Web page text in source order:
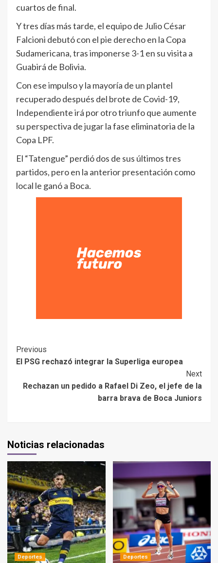
cuartos de final.
Y tres días más tarde, el equipo de Julio César
Falcioni debutó con el pie derecho en la Copa
Sudamericana, tras imponerse 3-1 en su visita a
Guabirá de Bolivia.
Con ese impulso y la mayoría de un plantel
recuperado después del brote de Covid-19,
Independiente irá por otro triunfo que aumente
su perspectiva de jugar la fase eliminatoria de la
Copa LPF.
El “Tatengue” perdió dos de sus últimos tres
partidos, pero en la anterior presentación como
local le ganó a Boca.
Previous
El PSG rechazó integrar la Superliga europea
Next
Rechazan un pedido a Rafael Di Zeo, el jefe de la
barra brava de Boca Juniors
Noticias relacionadas
Deportes Deportes